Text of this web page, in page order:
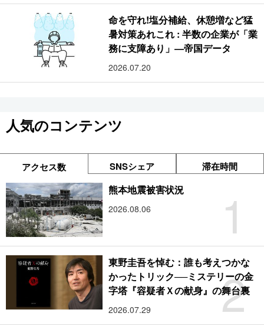
命を守れ!塩分補給、休憩増など猛
暑対策あれこれ : 半数の企業が「業
務に支障あり」―帝国データ
2026.07.20
人気のコンテンツ
アクセス数 SNSシェア 滞在時間
1
熊本地震被害状況
2026.08.06
2
東野圭吾を悼む：誰も考えつかな
かったトリック──ミステリーの金
字塔『容疑者Ｘの献身』の舞台裏
2026.07.29